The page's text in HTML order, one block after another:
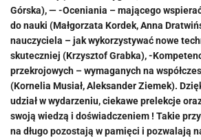
Górska), — -Oceniania – mającego
do nauki (Małgorzata Kordek, Anna
nauczyciela – jak wykorzystywać nowe
skuteczniej (Krzysztof Grabka), -
przekrojowych – wymaganych na
(Kornelia Musiał, Aleksander Ziemek).
udział w wydarzeniu, ciekawe prelekcje
swoją wiedzą i doświadczeniem ! Takie
na długo pozostają w pamięci i pozwalają